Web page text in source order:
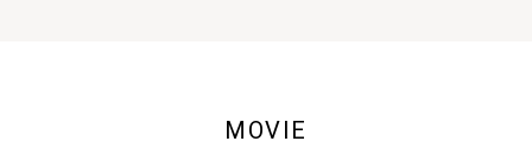
MOVIE